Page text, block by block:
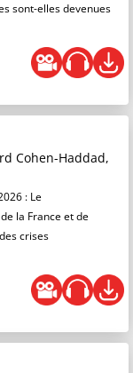
sont-elles devenues
Cohen-Haddad,
: Le
la France et de
crises